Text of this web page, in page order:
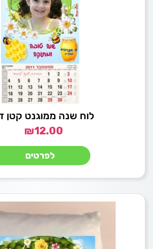
לוח שנה ממוגנט קטן
₪12.00
לפרטים